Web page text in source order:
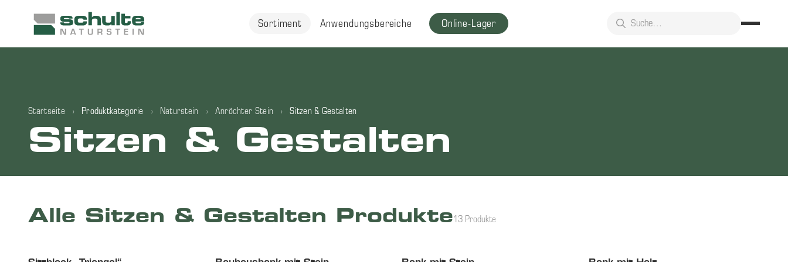
Sortiment Anwendungsbereiche Online-Lager
Startseite › Produktkategorie › Naturstein › Anröchter Stein › Sitzen & Gestalten
Sitzen & Gestalten
Alle Sitzen & Gestalten Produkte13 Produkte